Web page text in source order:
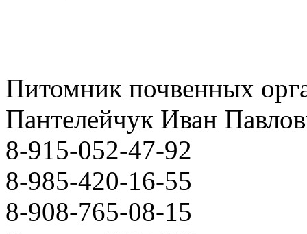
Питомник почвенных
Пантелейчук Иван
8-915-052-47-92
8-985-420-16-55
8-908-765-08-15